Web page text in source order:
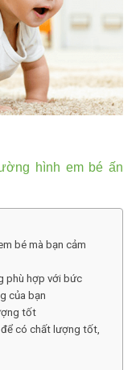
hình em bé ấn
bé mà bạn cảm
phù hợp với bức
của bạn
tốt
có chất lượng tốt,